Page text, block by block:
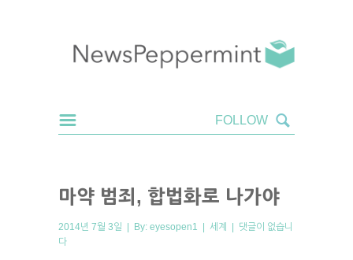
마약 범죄, 합법화로 나가야
2014년 7월 3일 | By: eyesopen1 | 세계 | 댓글이 없습니
다